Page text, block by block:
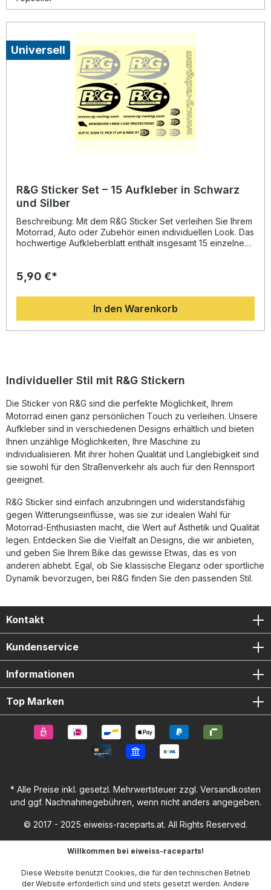
Universell
R&G Sticker Set – 15 Aufkleber in Schwarz
und Silber
Beschreibung: Mit dem R&G Sticker Set verleihen Sie Ihrem
Motorrad, Auto oder Zubehör einen individuellen Look. Das
hochwertige Aufkleberblatt enthält insgesamt 15 einzelne
zuverlässig auf glatten Oberflächen und lassen sich flexibel
gestalten Sie Ihre Umgebung ganz nach Ihren
schwarze und 4 silberne Sticker für vielseitige Anwendung
Langlebiges, wetterfestes Material Ideal für Motorrad, Auto,
5,90 €*
In den Warenkorb
Individueller Stil mit R&G Stickern
Die Sticker von R&G sind die perfekte Möglichkeit, Ihrem
Motorrad einen ganz persönlichen Touch zu verleihen. Unsere
Aufkleber sind in verschiedenen Designs erhältlich und bieten
Ihnen unzählige Möglichkeiten, Ihre Maschine zu
individualisieren. Mit ihrer hohen Qualität und Langlebigkeit sind
sie sowohl für den Straßenverkehr als auch für den Rennsport
geeignet.
R&G Sticker sind einfach anzubringen und widerstandsfähig
gegen Witterungseinflüsse, was sie zur idealen Wahl für
Motorrad-Enthusiasten macht, die Wert auf Ästhetik und Qualität
legen. Entdecken Sie die Vielfalt an Designs, die wir anbieten,
und geben Sie Ihrem Bike das gewisse Etwas, das es von
anderen abhebt. Egal, ob Sie klassische Eleganz oder sportliche
Dynamik bevorzugen, bei R&G finden Sie den passenden Stil.
Kontakt
Kundenservice
Informationen
Top Marken
* Alle Preise inkl. gesetzl. Mehrwertsteuer zzgl. Versandkosten
und ggf. Nachnahmegebühren, wenn nicht anders angegeben.
© 2017 - 2025 eiweiss-raceparts.at. All Rights Reserved.
Willkommen bei eiweiss-raceparts!
Diese Website benutzt Cookies, die für den technischen Betrieb
der Website erforderlich sind und stets gesetzt werden. Andere